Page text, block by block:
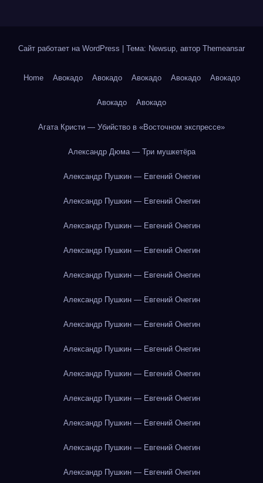
Сайт работает на WordPress Тема: Newsup, автор Themeansar
Home Авокадо Авокадо Авокадо Авокадо Авокадо
Авокадо Авокадо
Агата Кристи — Убийство в «Восточном экспрессе»
Александр Дюма — Три мушкетёра
Александр Пушкин — Евгений Онегин
Александр Пушкин — Евгений Онегин
Александр Пушкин — Евгений Онегин
Александр Пушкин — Евгений Онегин
Александр Пушкин — Евгений Онегин
Александр Пушкин — Евгений Онегин
Александр Пушкин — Евгений Онегин
Александр Пушкин — Евгений Онегин
Александр Пушкин — Евгений Онегин
Александр Пушкин — Евгений Онегин
Александр Пушкин — Евгений Онегин
Александр Пушкин — Евгений Онегин
Александр Пушкин — Евгений Онегин